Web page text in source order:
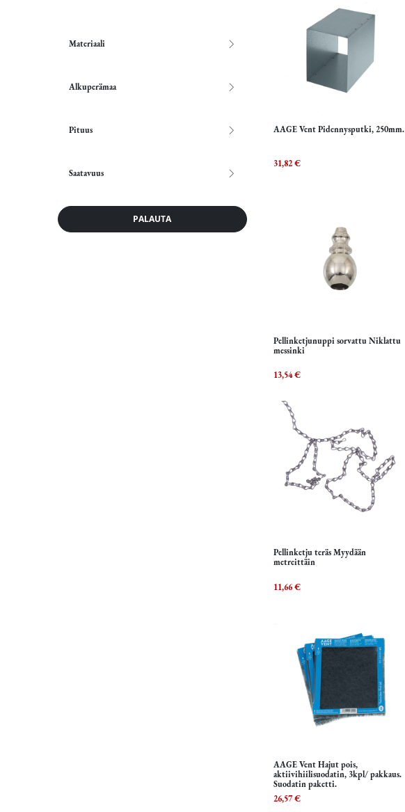
Materiaali
Alkuperämaa
Pituus
Saatavuus
PALAUTA
Lisää ostoskoriin
AAGE Vent Pidennysputki, 250mm.
31,82€
Lisää ostoskoriin
Pellinketjunuppi sorvattu Niklattu
messinki
13,54€
Lisää ostoskoriin
Pellinketju teräs Myydään
metreittäin
11,66€
Lisää ostoskoriin
AAGE Vent Hajut pois,
aktiivihiilisuodatin, 3kpl/ pakkaus.
Suodatin paketti.
26,57€